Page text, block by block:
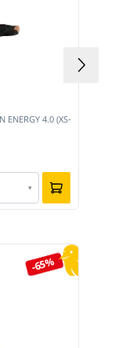
ENERGY 4.0 (XS-
▾
-65%